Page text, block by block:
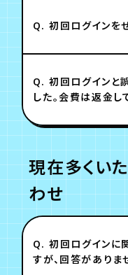
Q. 初回ログインを
Q. 初回ログインと
した。会費は返金し
現在多くい
わせ
Q. 初回ログインに
すが、回答がありま